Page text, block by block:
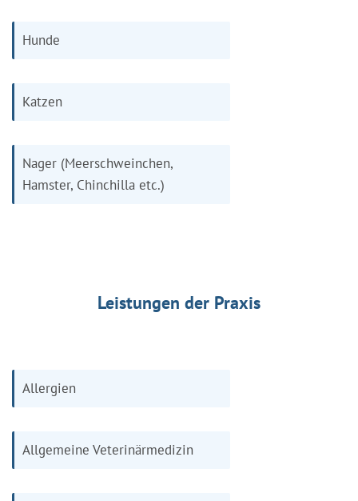
Hunde
Katzen
Nager (Meerschweinchen,
Hamster, Chinchilla etc.)
Leistungen der Praxis
Allergien
Allgemeine Veterinärmedizin